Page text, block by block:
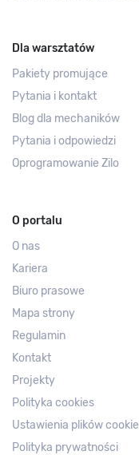
Dla warsztatów
Pakiety promujące
Pytania i kontakt
Blog dla mechaników
Pytania i odpowiedzi
Oprogramowanie Zilo
O portalu
O nas
Kariera
Biuro prasowe
Mapa strony
Regulamin
Kontakt
Projekty
Polityka cookies
Ustawienia plików cookie
Polityka prywatności